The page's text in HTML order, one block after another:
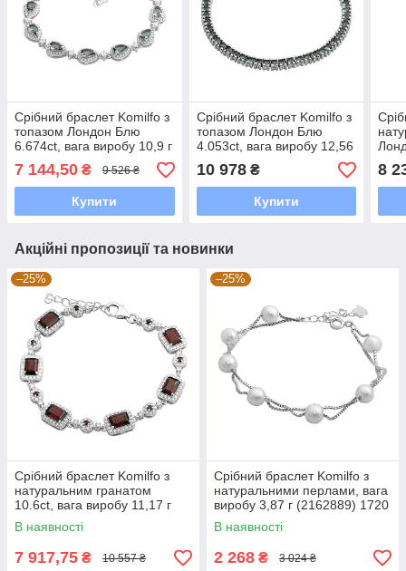
Срібний браслет Komilfo з
топазом Лондон Блю
6.674ct, вага виробу 10,9 г
(2205524) 1720 розмір
7 144,50 ₴ 9 526 ₴
Купити
Срібний браслет Komilfo з
топазом Лондон Блю
4.053ct, вага виробу 12,56
г (2205548) 1720 розмір
10 978₴
Купити
г
8
Акційні пропозиції та новинки
–25%
Срібний браслет Komilfo з
натуральним гранатом
10.6ct, вага виробу 11,17 г
(2173229) 1720 розмір
В наявності
7 917,75 ₴ 10 557 ₴
–25%
Срібний браслет Komilfo з
натуральними перлами, вага
виробу 3,87 г (2162889) 1720
розмір
В наявності
2 268 ₴ 3 024 ₴